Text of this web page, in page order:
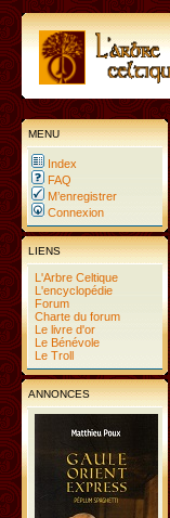
MENU
Index
FAQ
M’enregistrer
Connexion
LIENS
L'Arbre Celtique
L'encyclopédie
Forum
Charte du forum
Le livre d'or
Le Bénévole
Le Troll
ANNONCES